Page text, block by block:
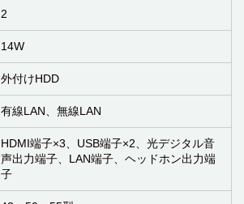
2
14W
外付けHDD
有線LAN、無線LAN
HDMI端子×3、USB端子×2、光デジタル音
声出力端子、LAN端子、ヘッドホン出力端
子